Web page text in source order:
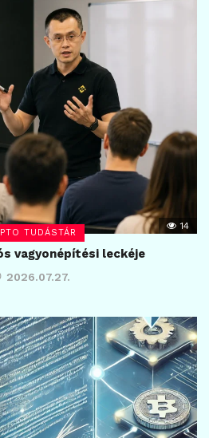
TUDÁSTÁR
14
vagyonépítési leckéje
2026.07.27.